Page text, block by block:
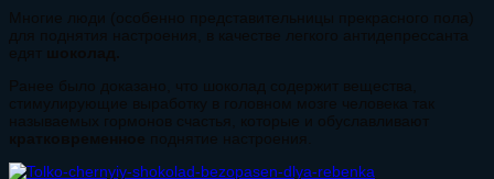
Многие люди (особенно представительницы прекрасного пола)
для поднятия настроения, в качестве легкого антидепрессанта
едят
шоколад.
Ранее было доказано, что шоколад содержит вещества,
стимулирующие выработку в головном мозге человека так
называемых гормонов счастья, которые и обуславливают
кратковременное
поднятие настроения.